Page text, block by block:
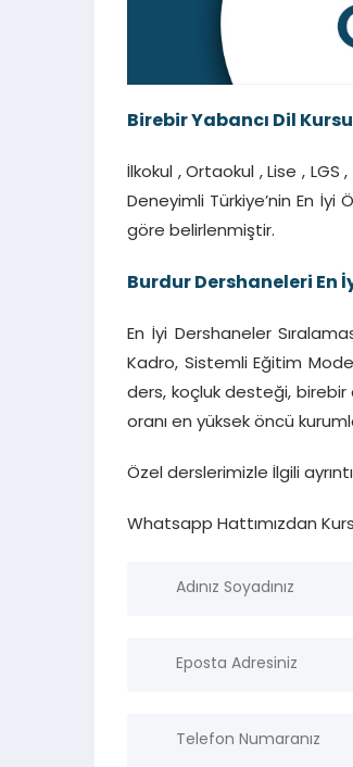
Birebir Yabancı Dil Kursu
İlkokul , Ortaokul , Lise ,
Deneyimli Türkiye’nin En
göre belirlenmiştir.
Burdur Dershaneleri En
En İyi Dershaneler
Kadro, Sistemli Eğitim
ders, koçluk desteği, birebir
oranı en yüksek öncü
Özel derslerimizle İlgili
Whatsapp Hattımızdan